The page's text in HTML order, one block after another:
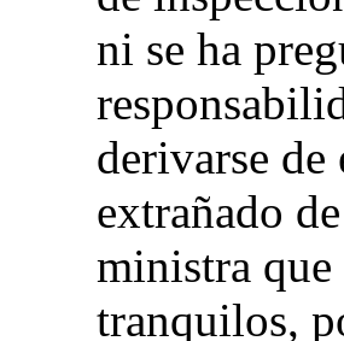
ni se ha
derivarse de
extrañado
ministra que
tranquilos,